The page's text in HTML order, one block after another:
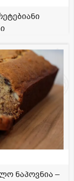
ნაპოვნია –